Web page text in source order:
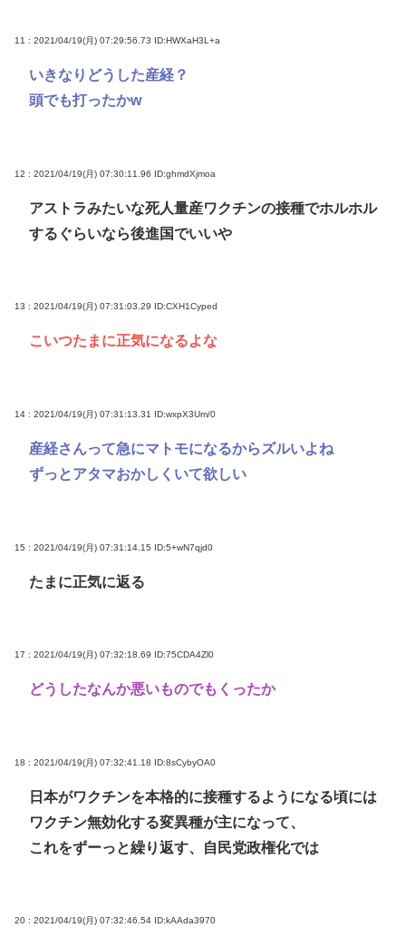
11 : 2021/04/19(月) 07:29:56.73 ID:HWXaH3L+a
いきなりどうした産経？
頭でも打ったかw
12 : 2021/04/19(月) 07:30:11.96 ID:ghmdXjmoa
アストラみたいな死人量産ワクチンの接種でホルホル
するぐらいなら後進国でいいや
13 : 2021/04/19(月) 07:31:03.29 ID:CXH1Cyped
こいつたまに正気になるよな
14 : 2021/04/19(月) 07:31:13.31 ID:wxpX3Um/0
産経さんって急にマトモになるからズルいよね
ずっとアタマおかしくいて欲しい
15 : 2021/04/19(月) 07:31:14.15 ID:5+wN7qjd0
たまに正気に返る
17 : 2021/04/19(月) 07:32:18.69 ID:75CDA4Zl0
どうしたなんか悪いものでもくったか
18 : 2021/04/19(月) 07:32:41.18 ID:8sCybyOA0
日本がワクチンを本格的に接種するようになる頃には
ワクチン無効化する変異種が主になって、
これをずーっと繰り返す、自民党政権化では
20 : 2021/04/19(月) 07:32:46.54 ID:kAAda3970